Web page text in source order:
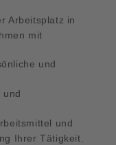
Arbeitsplatz in
mit
und
und
und
Ihrer Tätigkeit.